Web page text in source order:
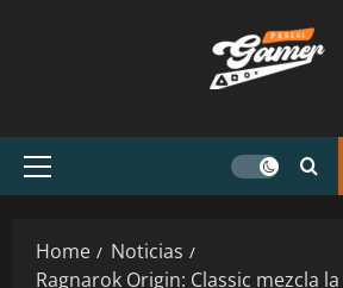
Home
Noticias
Ragnarok Origin: Classic mezcla